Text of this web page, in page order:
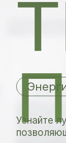
Узнайте